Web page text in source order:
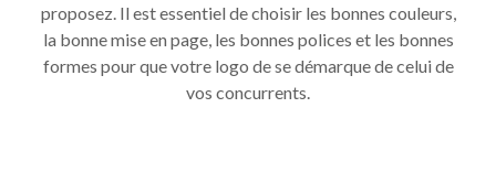
proposez. Il est essentiel de choisir les bonnes couleurs,
la bonne mise en page, les bonnes polices et les bonnes
formes pour que votre logo de se démarque de celui de
vos concurrents.